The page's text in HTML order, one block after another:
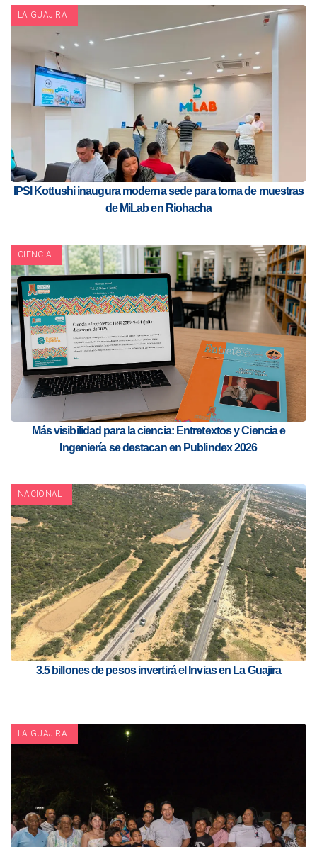
LA GUAJIRA
IPSI Kottushi inaugura moderna sede para toma de muestras
de MiLab en Riohacha
CIENCIA
Más visibilidad para la ciencia: Entretextos y Ciencia e
Ingeniería se destacan en Publindex 2026
NACIONAL
3.5 billones de pesos invertirá el Invias en La Guajira
LA GUAJIRA